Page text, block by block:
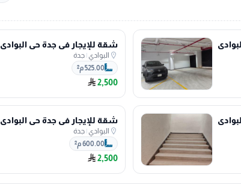
شقة للإيجار في جدة حي البوادي
البوادي | جدة
525.00 م²
2,500
شقة للإيجار في جدة حي البوادي
البوادي | جدة
600.00 م²
2,500